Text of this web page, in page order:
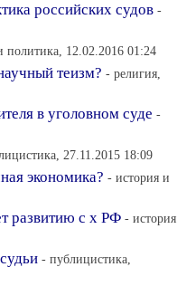
российских судов -
политика, 12.02.2016 01:24
теизм? - религия,
в уголовном суде -
27.11.2015 18:09
экономика? - история и
развитию с х РФ - история
- публицистика,